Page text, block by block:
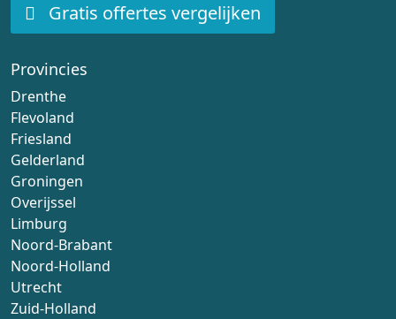
Gratis offertes vergelijken
Provincies
Drenthe
Flevoland
Friesland
Gelderland
Groningen
Overijssel
Limburg
Noord-Brabant
Noord-Holland
Utrecht
Zuid-Holland